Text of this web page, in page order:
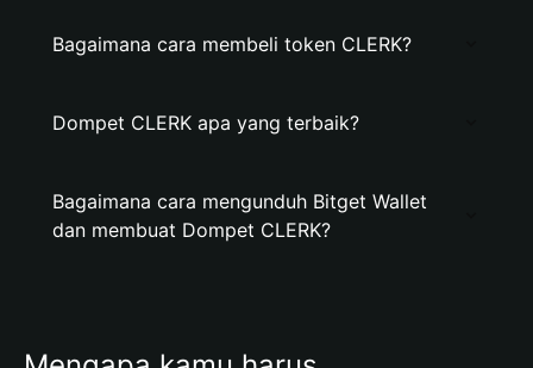
Bagaimana cara membeli token CLERK?
Dompet CLERK apa yang terbaik?
Bagaimana cara mengunduh Bitget Wallet
dan membuat Dompet CLERK?